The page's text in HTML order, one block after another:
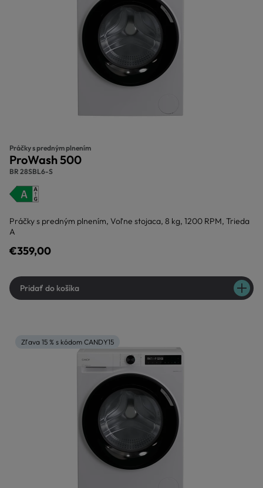
Práčky s predným plnením
ProWash 500
BR 28SBL6-S
Práčky s predným plnením, Voľne stojaca, 8 kg, 1200 RPM, Trieda
A
€359,00
Pridať do košíka
Zľava 15 % s kódom CANDY15